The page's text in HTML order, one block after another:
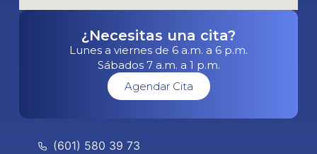
¿Necesitas una cita?
Lunes a viernes de 6 a.m. a 6 p.m.
Sábados 7 a.m. a 1 p.m.
Agendar Cita
(601) 580 39 73